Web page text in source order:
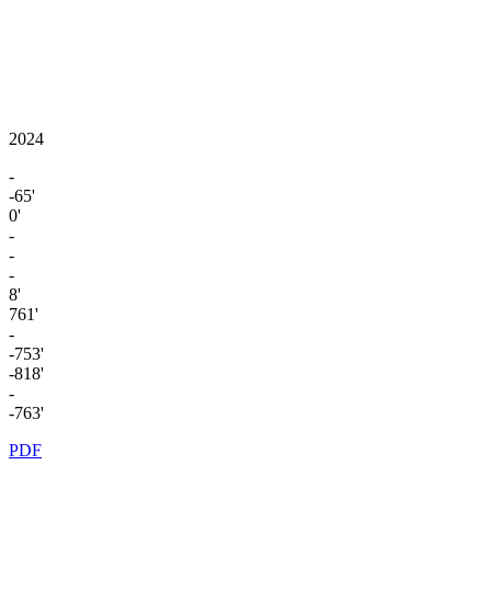
2024
-
-65'
0'
-
-
-
8'
761'
-
-753'
-818'
-
-763'
PDF